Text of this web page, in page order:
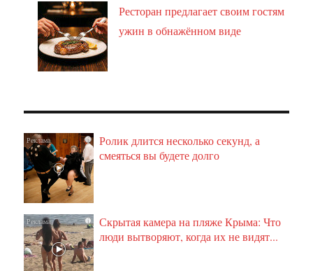
Ресторан предлагает своим гостям
ужин в обнажённом виде
i
Ролик длится несколько секунд, а
смеяться вы будете долго
i
Скрытая камера на пляже Крыма: Что
люди вытворяют, когда их не видят...